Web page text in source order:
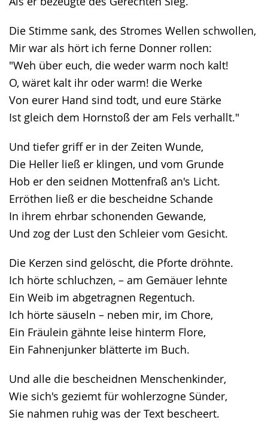
Die Stimme sank, des Stromes Wellen schwollen,
Mir war als hört ich ferne Donner rollen:
"Weh über euch, die weder warm noch kalt!
O, wäret kalt ihr oder warm! die Werke
Von eurer Hand sind todt, und eure Stärke
Ist gleich dem Hornstoß der am Fels verhallt."
Und tiefer griff er in der Zeiten Wunde,
Die Heller ließ er klingen, und vom Grunde
Hob er den seidnen Mottenfraß an's Licht.
Erröthen ließ er die bescheidne Schande
In ihrem ehrbar schonenden Gewande,
Und zog der Lust den Schleier vom Gesicht.
Die Kerzen sind gelöscht, die Pforte dröhnte.
Ich hörte schluchzen, – am Gemäuer lehnte
Ein Weib im abgetragnen Regentuch.
Ich hörte säuseln – neben mir, im Chore,
Ein Fräulein gähnte leise hinterm Flore,
Ein Fahnenjunker blätterte im Buch.
Und alle die bescheidnen Menschenkinder,
Wie sich's geziemt für wohlerzogne Sünder,
Sie nahmen ruhig was der Text bescheert.